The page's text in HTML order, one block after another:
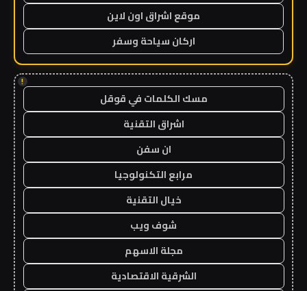
موقع اشراق اون لاين
اركان سياحة وسفر
!
مسك الكلمات في قوقل
اشراق التقنية
ان سفن
مرابع التكنولوجيا
خيال التقنية
شوف ويب
مجلة الاسهم
الشرقية الاقتصادية